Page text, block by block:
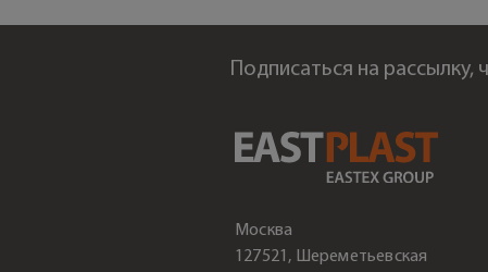
Подписаться на
Москва
127521, Шереметьевская